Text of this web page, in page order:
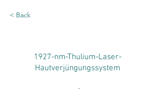
< Back
1927-nm-Thulium-Laser-
Hautverjüngungssystem